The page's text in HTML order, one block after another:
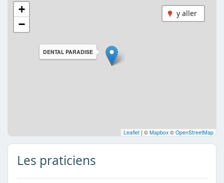
y aller
DENTAL PARADISE
+
−
Leaflet | © Mapbox © OpenStreetMap
Les praticiens